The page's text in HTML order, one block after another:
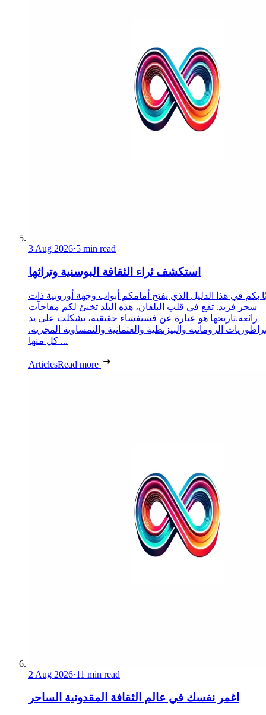
3 Aug 2026·5 min read
استكشف ثراء الثقافة البوسنية وتراثها
بكم في هذا الدليل الذي يفتح أمامكم أبواب وجهة أوروبية ذات
سحر فريد. تقع في قلب البلقان، هذه البلد تخبئ لكم مفاجآت
رائعة.تاريخها هو عبارة عن فسيفساء حقيقية، تشكلت على يد
الرومانية والبيزنطية والعثمانية والنمساوية المجرية.
كل منها ...
ArticlesRead more
2 Aug 2026·11 min read
اغمر نفسك في عالم الثقافة المقدونية الساحر